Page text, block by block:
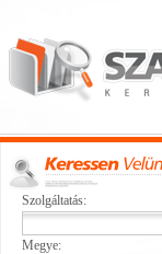
Szolgáltatás:
Megye: